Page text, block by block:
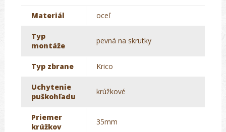
Materiál oceľ
Typ
montáže
pevná na skrutky
Typ zbrane Krico
Uchytenie
puškohľadu
krúžkové
Priemer
krúžkov
35mm